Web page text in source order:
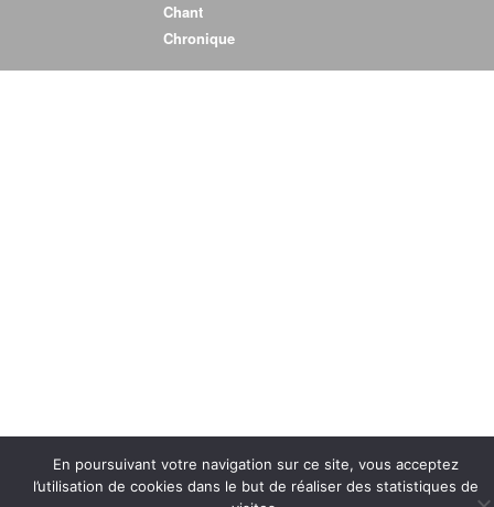
Chant
Chronique
En poursuivant votre navigation sur ce site, vous acceptez
l’utilisation de cookies dans le but de réaliser des statistiques de